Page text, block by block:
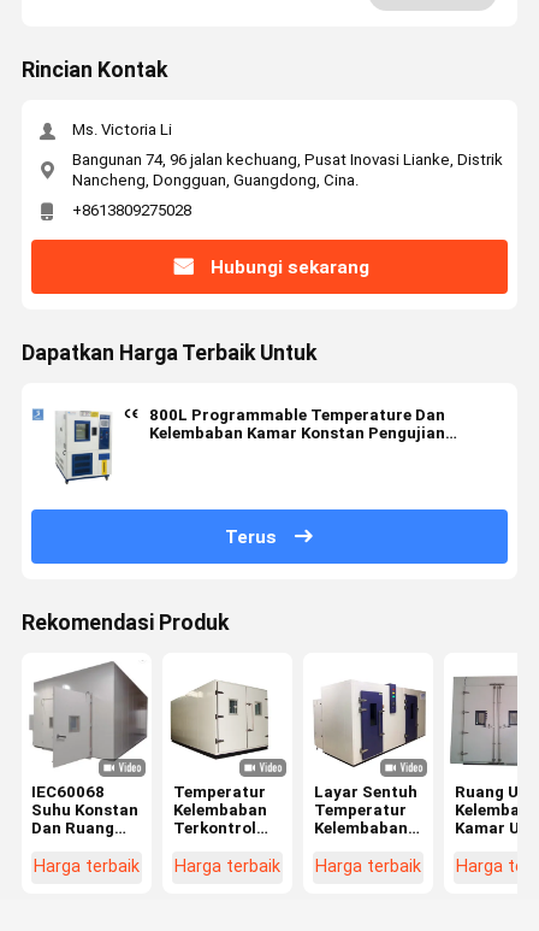
Rincian Kontak
Ms. Victoria Li
Bangunan 74, 96 jalan kechuang, Pusat Inovasi Lianke, Distrik
Nancheng, Dongguan, Guangdong, Cina.
+8613809275028
Hubungi sekarang
Dapatkan Harga Terbaik Untuk
800L Programmable Temperature Dan
Kelembaban Kamar Konstan Pengujian
Terus
Rekomendasi Produk
IEC60068
Suhu Konstan
Dan Ruang
Berjalan Di
Harga terbaik
Temperatur
Kelembaban
Terkontrol
Lingkungan
Harga terbaik
Layar Sentuh
Temperatur
Kelembaban
Iklim,
Harga terbaik
Ruang Uji
Kamar Uji
- Di Ruang
Harga